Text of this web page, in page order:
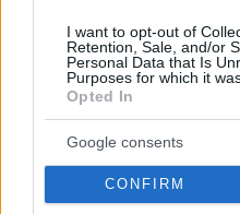
I want to opt-out of
Retention, Sale, and/or
Personal Data that Is
Purposes for which it
Opted In
Google consents
CONFIRM